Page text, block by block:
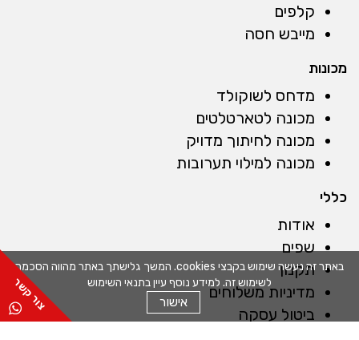
באתר זה נעשה שימוש בקבצי cookies. המשך גלישתך באתר מהווה הסכמה
לשימוש זה. למידע נוסף עיין בתנאי השימוש
אישור
קלפים
מייבש חסה
מכונות
מדחס לשוקולד
מכונה לטארטלטים
מכונה לחיתוך מדויק
מכונה למילוי תערובות
כללי
אודות
שפים
תקנון
מדיניות משלוחים
ביטול עסקה